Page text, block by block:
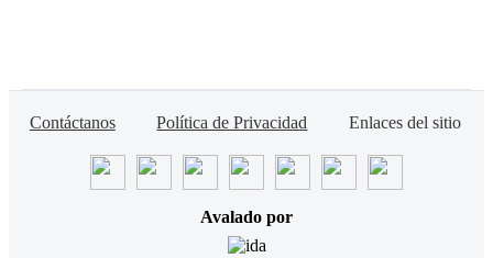
GLC040SVX, GLC040VX,
GLC055SVX, GLC055VX,
GLC080VX,
GLC080VXBCS,
GLC100VXBCS,
Contáctanos Política de Privacidad Enlaces del sitio
Avalado por